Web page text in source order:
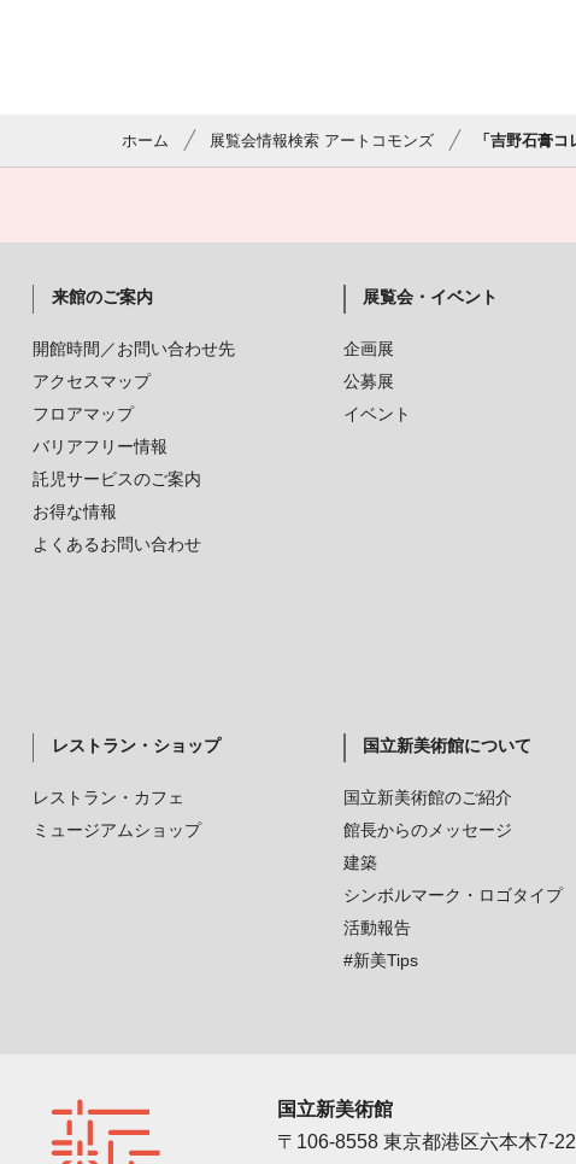
ホーム 展覧会情報検索 アートコモンズ 「吉野石膏
来館のご案内
開館時間／お問い合わせ先
アクセスマップ
フロアマップ
バリアフリー情報
託児サービスのご案内
お得な情報
よくあるお問い合わせ
展覧会・イベント
企画展
公募展
イベント
レストラン・ショップ
レストラン・カフェ
ミュージアムショップ
国立新美術館について
国立新美術館のご紹介
館長からのメッセージ
建築
シンボルマーク・ロゴタイプ
活動報告
#新美Tips
国立新美術館
〒106-8558 東京都港区六本木7-